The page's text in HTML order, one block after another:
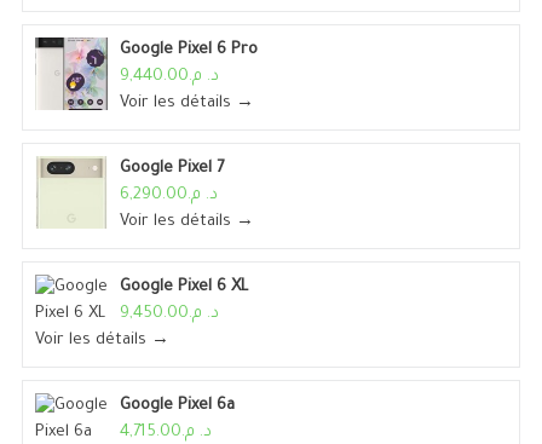
Google Pixel 6 Pro
د. م.9,440.00
Voir les détails →
Google Pixel 7
د. م.6,290.00
Voir les détails →
Google Pixel 6 XL
د. م.9,450.00
Voir les détails →
Google Pixel 6a
د. م.4,715.00